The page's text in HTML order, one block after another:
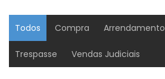
Todos Compra Arrendamento
Trespasse Vendas Judiciais